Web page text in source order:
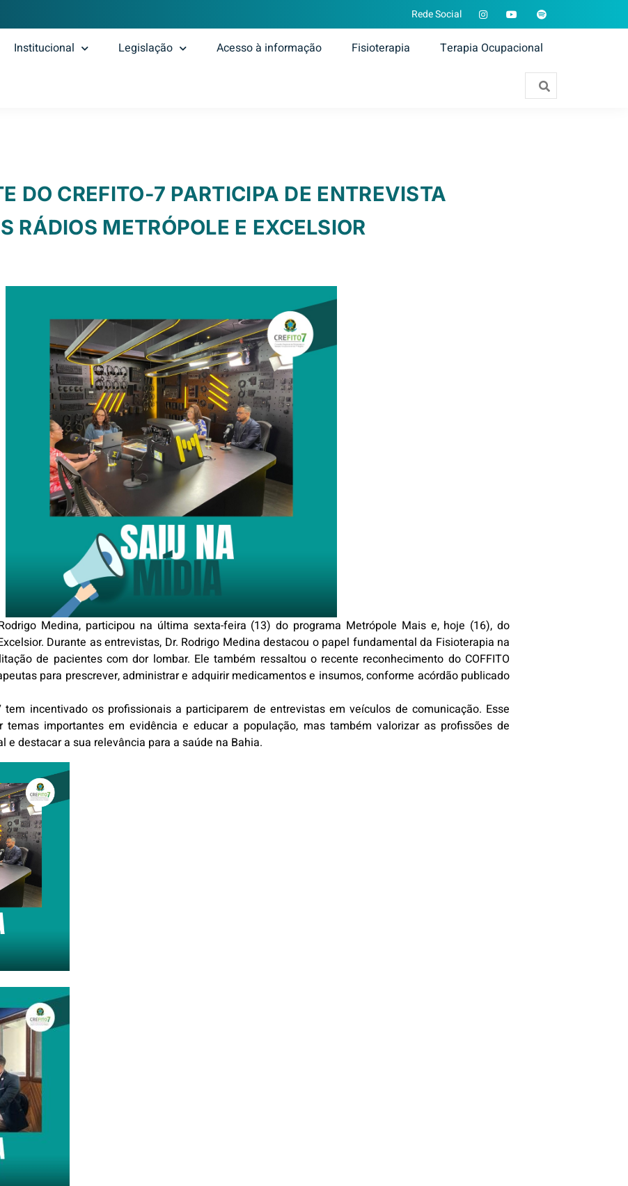
Rede Social
Institucional Legislação Acesso à informação Fisioterapia Terapia Ocupacional
DO CREFITO-7 PARTICIPA DE ENTREVISTA
RÁDIOS METRÓPOLE E EXCELSIOR
Medina, participou na última sexta-feira (13) do programa Metrópole Mais e, hoje (16), do
Durante as entrevistas, Dr. Rodrigo Medina destacou o papel fundamental da Fisioterapia na
de pacientes com dor lombar. Ele também ressaltou o recente reconhecimento do COFFITO
para prescrever, administrar e adquirir medicamentos e insumos, conforme acórdão publicado
tem incentivado os profissionais a participarem de entrevistas em veículos de comunicação. Esse
importantes em evidência e educar a população, mas também valorizar as profissões de
e destacar a sua relevância para a saúde na Bahia.